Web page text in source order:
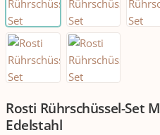
Rosti Rührschüssel-Set
Edelstahl